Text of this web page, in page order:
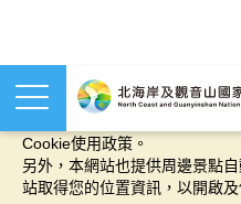
本網站使用cookies等相關技術
Cookie使用政策。
另外，本網站也提供周邊景點
站取得您的位置資訊，以開啟